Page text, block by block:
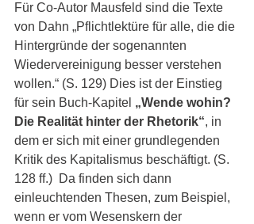
Für Co-Autor Mausfeld sind die Texte
von Dahn „Pflichtlektüre für alle, die die
Hintergründe der sogenannten
Wiedervereinigung besser verstehen
wollen.“ (S. 129) Dies ist der Einstieg
für sein Buch-Kapitel „Wende wohin?
Die Realität hinter der Rhetorik“, in
dem er sich mit einer grundlegenden
Kritik des Kapitalismus beschäftigt. (S.
128 ff.)  Da finden sich dann
einleuchtenden Thesen, zum Beispiel,
wenn er vom Wesenskern der